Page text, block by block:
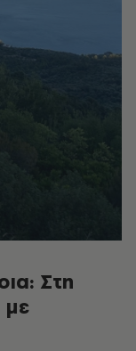
Στη
με